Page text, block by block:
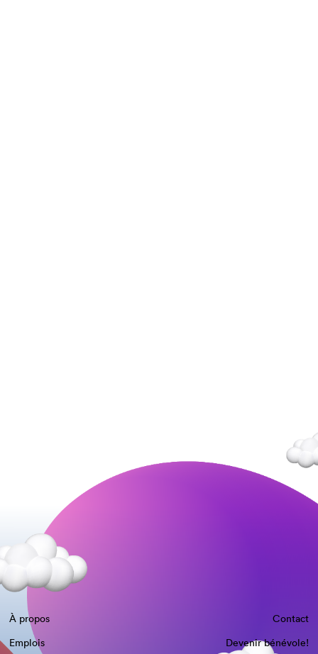
À propos
Contact
Emplois
Devenir bénévole!